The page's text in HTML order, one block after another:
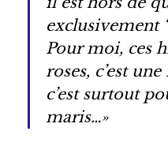
exclusivement
Pour moi, ces
roses, c’est
c’est surtout
maris…»